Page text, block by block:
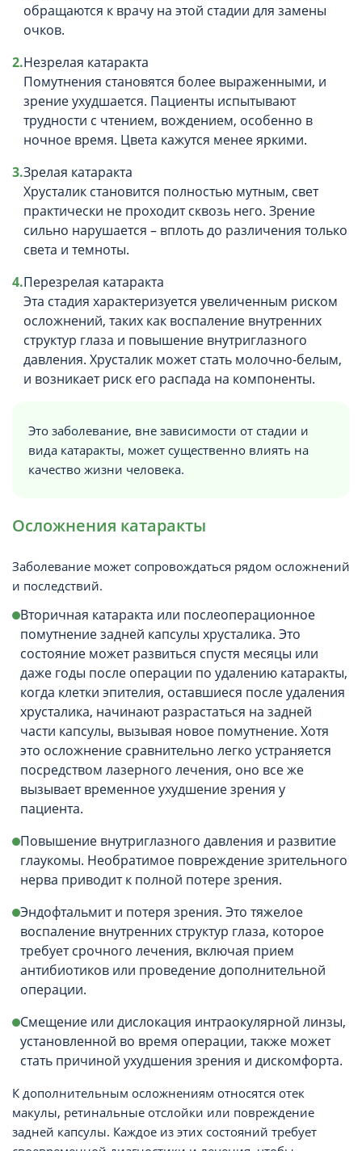
обращаются к врачу на этой стадии для замены
очков.
Незрелая катаракта
Помутнения становятся более выраженными, и
зрение ухудшается. Пациенты испытывают
трудности с чтением, вождением, особенно в
ночное время. Цвета кажутся менее яркими.
Зрелая катаракта
Хрусталик становится полностью мутным, свет
практически не проходит сквозь него. Зрение
сильно нарушается – вплоть до различения только
света и темноты.
Перезрелая катаракта
Эта стадия характеризуется увеличенным риском
осложнений, таких как воспаление внутренних
структур глаза и повышение внутриглазного
давления. Хрусталик может стать молочно-белым,
и возникает риск его распада на компоненты.
Это заболевание, вне зависимости от стадии и
вида катаракты, может существенно влиять на
качество жизни человека.
Осложнения катаракты
Заболевание может сопровождаться рядом осложнений
и последствий.
Вторичная катаракта или послеоперационное
помутнение задней капсулы хрусталика. Это
состояние может развиться спустя месяцы или
даже годы после операции по удалению катаракты,
когда клетки эпителия, оставшиеся после удаления
хрусталика, начинают разрастаться на задней
части капсулы, вызывая новое помутнение. Хотя
это осложнение сравнительно легко устраняется
посредством лазерного лечения, оно все же
вызывает временное ухудшение зрения у
пациента.
Повышение внутриглазного давления и развитие
глаукомы. Необратимое повреждение зрительного
нерва приводит к полной потере зрения.
Эндофтальмит и потеря зрения. Это тяжелое
воспаление внутренних структур глаза, которое
требует срочного лечения, включая прием
антибиотиков или проведение дополнительной
операции.
Смещение или дислокация интраокулярной линзы,
установленной во время операции, также может
стать причиной ухудшения зрения и дискомфорта.
К дополнительным осложнениям относятся отек
макулы, ретинальные отслойки или повреждение
задней капсулы. Каждое из этих состояний требует